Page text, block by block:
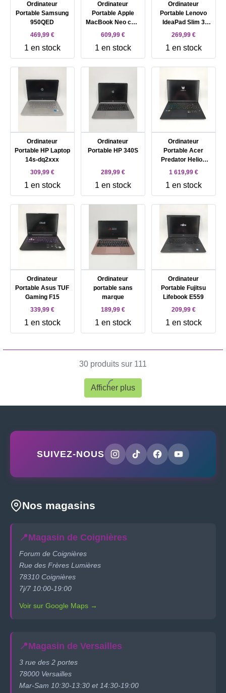
Ordinateur
Portable Samsung
950QED
469,99 €
1 en stock
Ordinateur
Portable Apple
MacBook Neo coul
bleue
609,99 €
1 en stock
Ordinateur
Portable Lenovo
IdeaPad Slim 3
15IAN8 82XB -
N305 8 Go RAM
512 Go SSD Intel
UHD Graphics -
Core i3 - 8 GB RAM
- DD 512 GB ( SSD)
269,99 €
1 en stock
Ordinateur
Portable HP Laptop
14s-dq2xxx
309,99 €
1 en stock
Ordinateur
Portable HP 340S
289,99 €
1 en stock
Ordinateur
Portable Acer
Predator Helios
Neo 18 AI PHN18 -
9 - 275HX / jusqu'à
5.4 GHz - Win 11
Home - GeForce
RTX 5070 - 32 Go
RAM - 1.024 To
SSD - 18' 2560 x
1600 (WQXGA) -
2.5 Gigabit
6E, Bluetooth - noir
abyssal - clavier :..
Intel - 32 GB RAM -
1 619,99 €
1 en stock
Ordinateur
Portable Asus TUF
Gaming F15
339,99 €
1 en stock
Ordinateur
portable sans
marque
189,99 €
1 en stock
Ordinateur
Portable Fujitsu
Lifebook E559
209,99 €
1 en stock
30 produits sur 111
Afficher plus
SUIVEZ-NOUS
Nos magasins
📍Magasin de Coignières
Forum de Coignières
Rue des Frères Lumières
78310 Coignières
7j/7 10:00-19:00
Voir sur Google Maps →
📍Magasin de Versailles
3 rue des 2 portes
78000 Versailles
Mar-Sam 10:30-13:30 et 14:30-19:00